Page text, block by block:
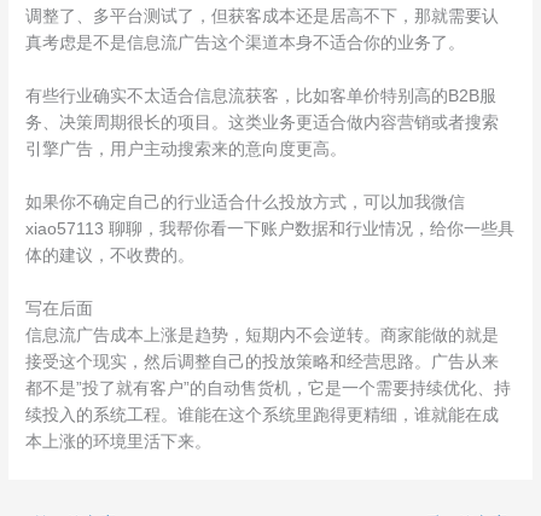
调整了、多平台测试了，但获客成本还是居高不下，那就需要认
真考虑是不是信息流广告这个渠道本身不适合你的业务了。
有些行业确实不太适合信息流获客，比如客单价特别高的B2B服
务、决策周期很长的项目。这类业务更适合做内容营销或者搜索
引擎广告，用户主动搜索来的意向度更高。
如果你不确定自己的行业适合什么投放方式，可以加我微信
xiao57113 聊聊，我帮你看一下账户数据和行业情况，给你一些具
体的建议，不收费的。
写在后面
信息流广告成本上涨是趋势，短期内不会逆转。商家能做的就是
接受这个现实，然后调整自己的投放策略和经营思路。广告从来
都不是”投了就有客户”的自动售货机，它是一个需要持续优化、持
续投入的系统工程。谁能在这个系统里跑得更精细，谁就能在成
本上涨的环境里活下来。